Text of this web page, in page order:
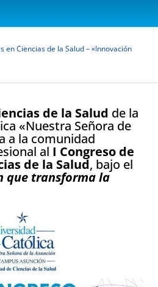
en Ciencias de la Salud – «Innovación
de la Salud de la
«Nuestra Señora de
a la comunidad
al I Congreso de
de la Salud, bajo el
que transforma la